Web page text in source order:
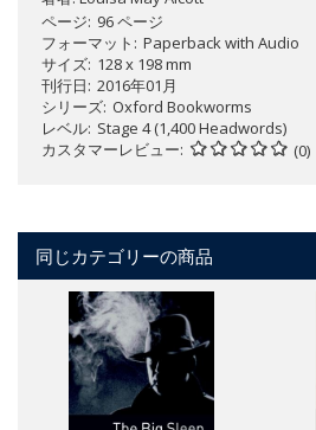
ページ 96 ページ
フォーマット
Paperback with Audio
サイズ 128 x 198 mm
刊行日 2016年01月
シリーズ Oxford Bookworms
レベル Stage 4 (1,400 Headwords)
カスタマーレビュー
(0)
同じカテゴリーの商品